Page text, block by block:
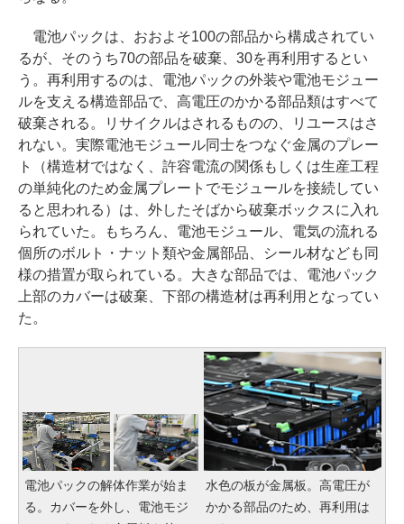
電池パックは、おおよそ100の部品から構成されてい
るが、そのうち70の部品を破棄、30を再利用するとい
う。再利用するのは、電池パックの外装や電池モジュー
ルを支える構造部品で、高電圧のかかる部品類はすべて
破棄される。リサイクルはされるものの、リユースはさ
れない。実際電池モジュール同士をつなぐ金属のプレー
ト（構造材ではなく、許容電流の関係もしくは生産工程
の単純化のため金属プレートでモジュールを接続してい
ると思われる）は、外したそばから破棄ボックスに入れ
られていた。もちろん、電池モジュール、電気の流れる
個所のボルト・ナット類や金属部品、シール材なども同
様の措置が取られている。大きな部品では、電池パック
上部のカバーは破棄、下部の構造材は再利用となってい
た。
電池パックの解体作業が始ま
る。カバーを外し、電池モジ
水色の板が金属板。高電圧が
かかる部品のため、再利用は